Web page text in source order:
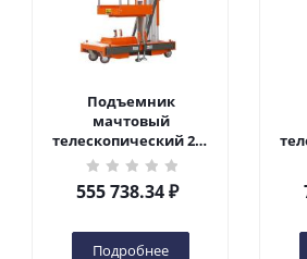
Подъемник
мачтовый
телескопический 200
кг 6 м TOR GTWY6-200S
DC 2-мачтовый
(автономный) (G) в
555 738.34₽
Подробнее